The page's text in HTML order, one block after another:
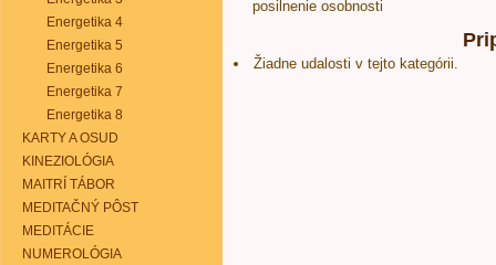
Energetika 4
Energetika 5
Energetika 6
Energetika 7
Energetika 8
KARTY A OSUD
KINEZIOLÓGIA
MAITRÍ TÁBOR
MEDITAČNÝ PÔST
MEDITÁCIE
NUMEROLÓGIA
posilnenie osobnosti
Žiadne udalosti v tejto kategórii.